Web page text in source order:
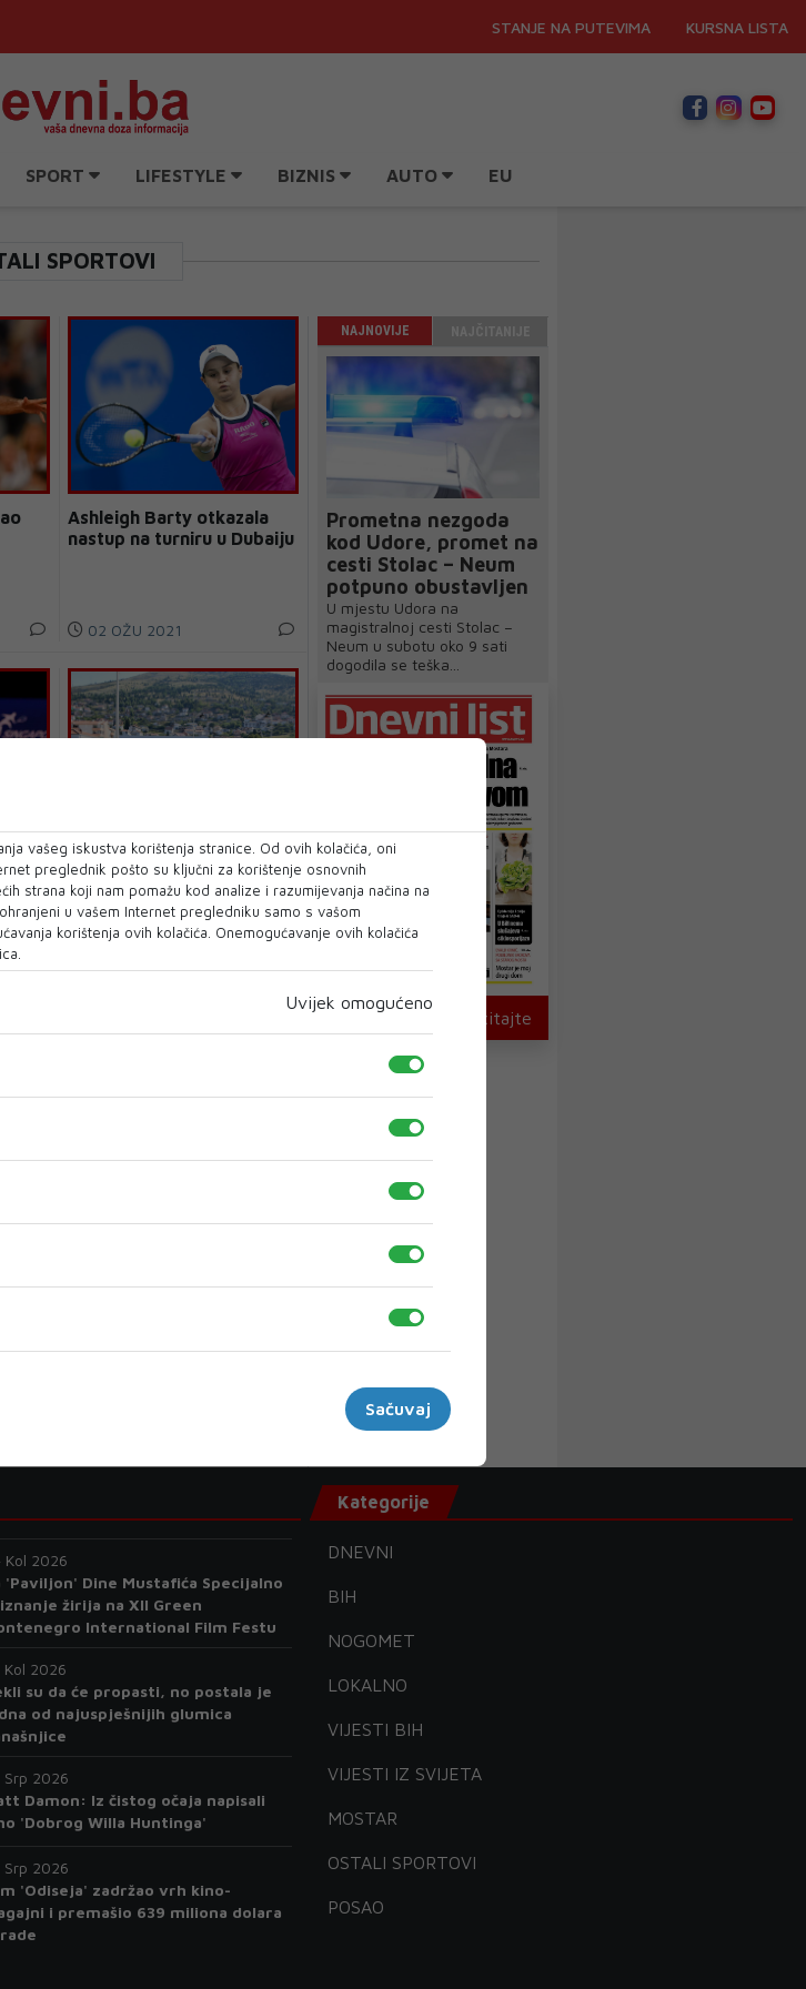
STANJE NA PUTEVIMA KURSNA LISTA
SPORT LIFESTYLE BIZNIS AUTO EU
SPORTOVI
Ashleigh Barty otkazala
nastup na turniru u Dubaiju
02 OŽU 2021
MOSTAR RUN WEEKEND:
Put do malog jubileja 20.
ožujka
Lleyton Hewitt ulazi u Kuću
NAJNOVIJE
Prometna nezgoda
kod Udore, promet na
cesti Stolac – Neum
potpuno obustavljen
U mjestu Udora na
magistralnoj cesti Stolac –
Neum u subotu oko 9 sati
dogodila se teška...
U novom broju pročitajte
vašeg iskustva korištenja stranice. Od ovih kolačića, oni
preglednik pošto su ključni za korištenje osnovnih
strana koji nam pomažu kod analize i razumijevanja načina na
u vašem Internet pregledniku samo s vašom
korištenja ovih kolačića. Onemogućavanje ovih kolačića
Uvijek omogućeno
Sačuvaj
Kol 2026
'Paviljon' Dine Mustafića Specijalno
žirija na XII Green
International Film Festu
Kol 2026
su da će propasti, no postala je
od najuspješnijih glumica
Srp 2026
Damon: Iz čistog očaja napisali
'Dobrog Willa Huntinga'
Srp 2026
'Odiseja' zadržao vrh kino-
i premašio 639 miliona dolara
Kategorije
DNEVNI
BIH
NOGOMET
LOKALNO
VIJESTI BIH
VIJESTI IZ SVIJETA
MOSTAR
OSTALI SPORTOVI
POSAO